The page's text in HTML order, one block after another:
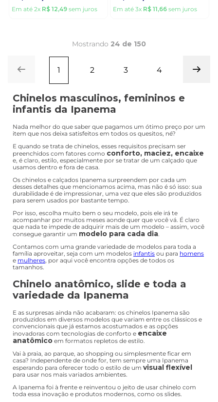
Em até 2x R$ 12,49 sem juros Em até 3x R$ 11,66 sem juros
Mostrando 24 de 150
1 2 3 4
Chinelos masculinos, femininos e
infantis da Ipanema
Nada melhor do que saber que pagamos um ótimo preço por um
item que nos deixa satisfeitos em todos os quesitos, né?
E quando se trata de chinelos, esses requisitos precisam ser
preenchidos com fatores como conforto, maciez, encaixe
e, é claro, estilo, especialmente por se tratar de um calçado que
usamos dentro e fora de casa.
Os chinelos e calçados Ipanema surpreendem por cada um
desses detalhes que mencionamos acima, mas não é só isso: sua
durabilidade é de impressionar, uma vez que eles são produzidos
para serem usados por bastante tempo.
Por isso, escolha muito bem o seu modelo, pois ele irá te
acompanhar por muitos meses aonde quer que você vá. É claro
que nada te impede de adquirir mais de um modelo – assim, você
consegue garantir um modelo para cada dia.
Contamos com uma grande variedade de modelos para toda a
família aproveitar, seja com um modelos infantis ou para homens
e mulheres, por aqui você encontra opções de todos os
tamanhos.
Chinelo anatômico, slide e toda a
variedade da Ipanema
E as surpresas ainda não acabaram: os chinelos Ipanema são
produzidos em diversos modelos que variam entre os clássicos e
convencionais que já estamos acostumados e as opções
inovadoras com tecnologias de conforto e encaixe
anatômico em formatos repletos de estilo.
Vai à praia, ao parque, ao shopping ou simplesmente ficar em
casa? Independente de onde for, tem sempre uma Ipanema
esperando para oferecer todo o estilo de um visual flexível
para usar nos mais variados ambientes.
A Ipanema foi à frente e reinventou o jeito de usar chinelo com
toda essa inovação e produtos modernos, como os slides.